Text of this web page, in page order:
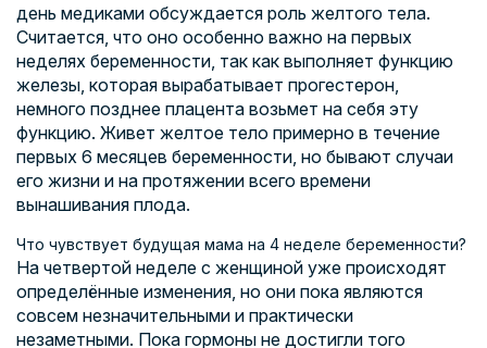
день медиками обсуждается роль желтого тела.
Считается, что оно особенно важно на первых
неделях беременности, так как выполняет функцию
железы, которая вырабатывает прогестерон,
немного позднее плацента возьмет на себя эту
функцию. Живет желтое тело примерно в течение
первых 6 месяцев беременности, но бывают случаи
его жизни и на протяжении всего времени
вынашивания плода.
Что чувствует будущая мама на 4 неделе беременности?
На четвертой неделе с женщиной уже происходят
определённые изменения, но они пока являются
совсем незначительными и практически
незаметными. Пока гормоны не достигли того